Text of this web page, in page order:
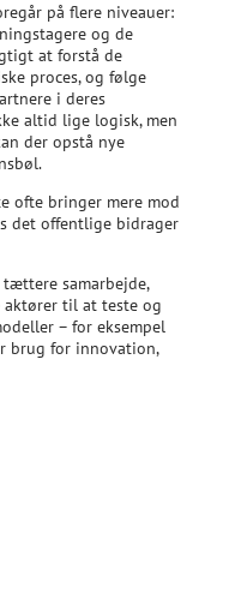
på flere niveauer:
og de
at forstå de
proces, og følge
i deres
altid lige logisk, men
der opstå nye
ofte bringer mere mod
det offentlige bidrager
samarbejde,
til at teste og
– for eksempel
brug for innovation,